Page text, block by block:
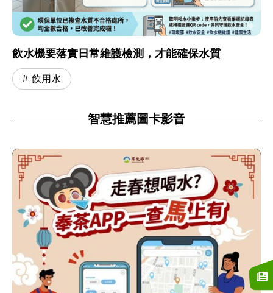
飲水機要落實日常維護檢測，才能確保水質
飲用水
智慧推薦圖卡影音